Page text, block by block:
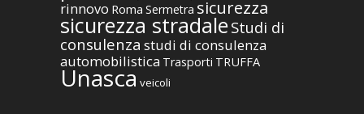
rinnovo Roma Sermetra sicurezza
sicurezza stradaleStudi di
consulenza studi di consulenza
automobilistica Trasporti TRUFFA
Unasca veicoli